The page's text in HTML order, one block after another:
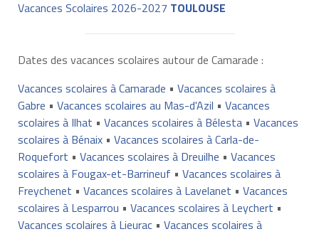
Vacances Scolaires 2026-2027 TOULOUSE
Dates des vacances scolaires autour de Camarade :
Vacances scolaires à Camarade • Vacances scolaires à
Gabre • Vacances scolaires au Mas-d'Azil • Vacances
scolaires à Ilhat • Vacances scolaires à Bélesta• Vacances
scolaires à Bénaix• Vacances scolaires à Carla-de-
Roquefort • Vacances scolaires à Dreuilhe • Vacances
scolaires à Fougax-et-Barrineuf • Vacances scolaires à
Freychenet • Vacances scolaires à Lavelanet • Vacances
scolaires à Lesparrou • Vacances scolaires à Leychert •
Vacances scolaires à Lieurac• Vacances scolaires à